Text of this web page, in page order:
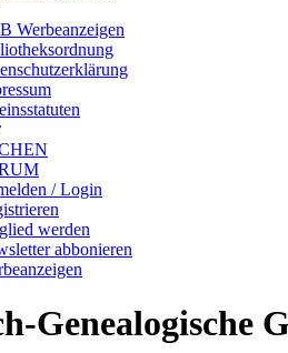
Werbeanzeigen
/ Login
werden
abbonieren
Genealogische